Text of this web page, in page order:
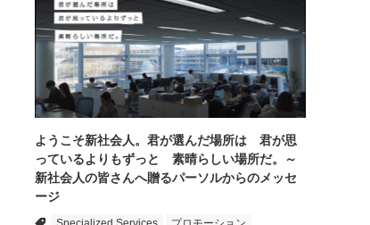
ようこそ新社会人。君が選んだ場所は 君が思
っているよりもずっと 素晴らしい場所だ。～
新社会人の皆さんへ贈るパーソルからのメッセ
ージ